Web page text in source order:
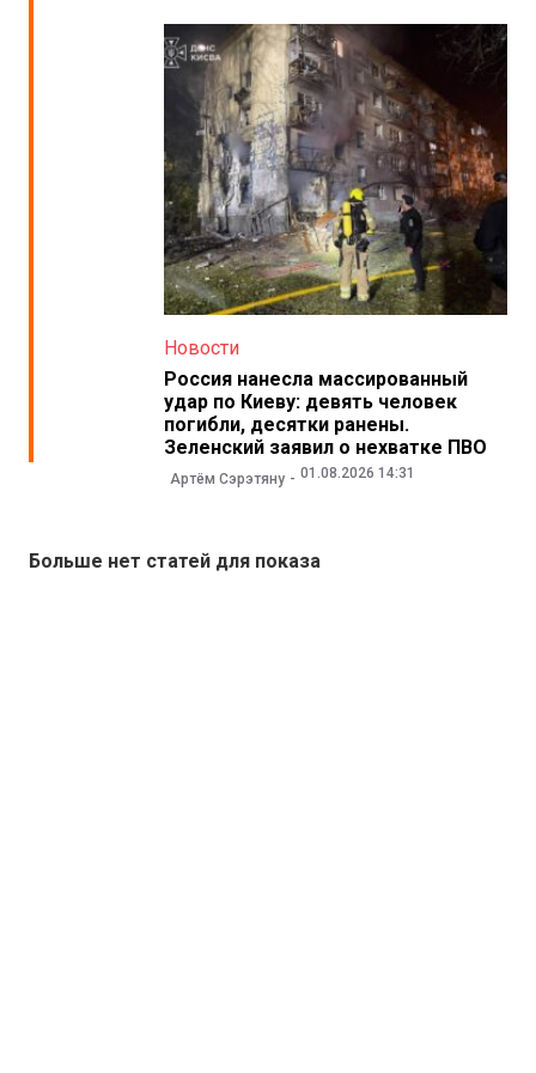
Новости
Россия нанесла массированный
удар по Киеву: девять человек
погибли, десятки ранены.
Зеленский заявил о нехватке ПВО
Артём Сэрэтяну 01.08.2026 14:31
Больше нет статей для показа